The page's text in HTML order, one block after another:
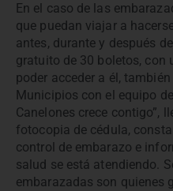
En el caso de las
que puedan viajar a
antes, durante y después
gratuito de 30 boletos, con
poder acceder a él,
Municipios con el equipo
Canelones crece contigo”,
fotocopia de cédula,
control de embarazo e
salud se está atendiendo.
embarazadas son quienes